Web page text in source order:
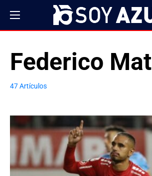
Federico
47 Artículos